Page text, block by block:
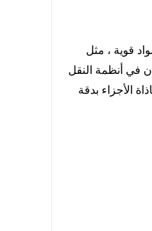
قوية ، مثل
في أنظمة النقل
الأجزاء بدقة